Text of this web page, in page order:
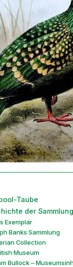
Taube
der
Exemplar
Banks Sammlung
Collection
Museum
Bullock –